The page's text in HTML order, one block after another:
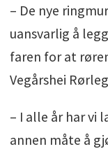
– De nye
uansvarlig å
faren for at
Vegårshei
– I alle år har vi
annen måte å